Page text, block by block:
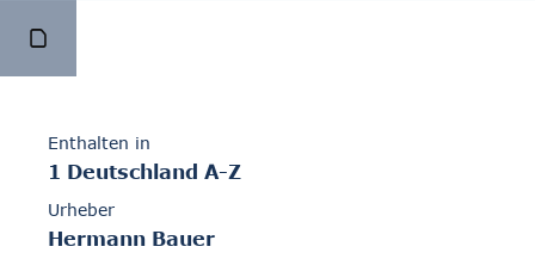
Enthalten in
1 Deutschland A-Z
Urheber
Hermann Bauer